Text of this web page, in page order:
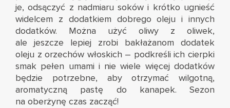
je, odsączyć z nadmiaru soków i krótko ugnieść
widelcem z dodatkiem dobrego oleju i innych
dodatków. Można użyć oliwy z oliwek,
ale jeszcze lepiej zrobi bakłażanom dodatek
oleju z orzechów włoskich – podkreśli ich cierpki
smak pełen umami i nie wiele więcej dodatków
będzie potrzebne, aby otrzymać wilgotną,
aromatyczną pastę do kanapek. Sezon
na oberżynę czas zacząć!